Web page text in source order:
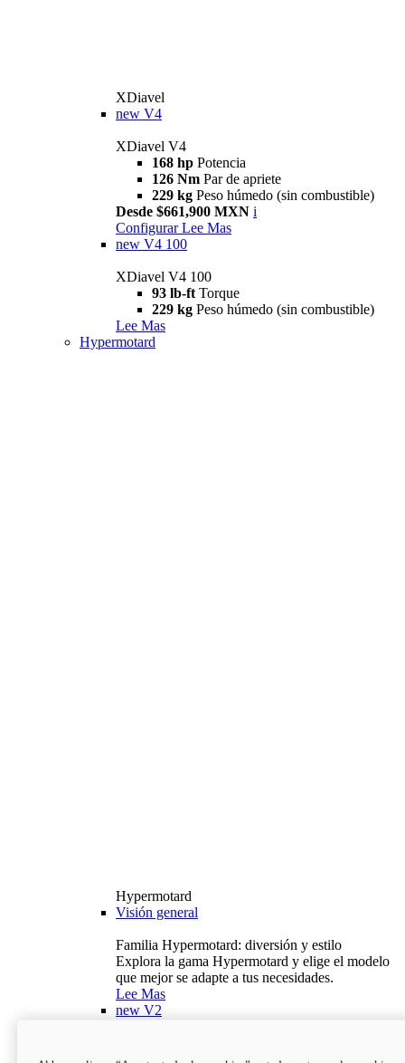
XDiavel
new V4
XDiavel V4
168 hp Potencia
126 Nm Par de apriete
229 kg Peso húmedo (sin combustible)
Desde $661,900 MXN i
Configurar Lee Mas
new V4 100
XDiavel V4 100
93 lb-ft Torque
229 kg Peso húmedo (sin combustible)
Lee Mas
Hypermotard
Hypermotard
Visión general
Familia Hypermotard: diversión y estilo
Explora la gama Hypermotard y elige el modelo
que mejor se adapte a tus necesidades.
Lee Mas
new V2
120,4 hp
Potencia